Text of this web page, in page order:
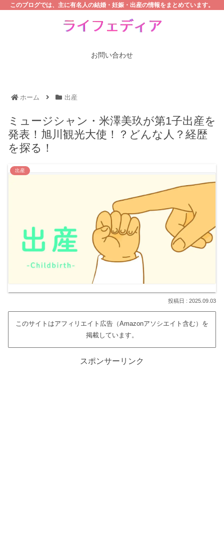
このブログでは、主に有名人の結婚・妊娠・出産の情報をまとめています。
お問い合わせ
ホーム 出産
ミュージシャン・米澤美玖が第1子出産を
発表！旭川観光大使！？どんな人？経歴
を探る！
出産
2025.09.03
このサイトはアフィリエイト広告（Amazonアソシエイト含む）を
掲載しています。
スポンサーリンク